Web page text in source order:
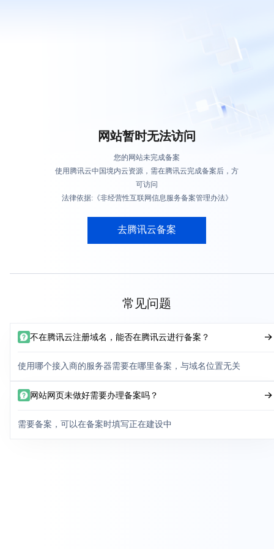
网站暂时无法访问
您的网站未完成备案
使用腾讯云中国境内云资源，需在腾讯云完成备案后，方
可访问
法律依据:《非经营性互联网信息服务备案管理办法》
去腾讯云备案
常见问题
不在腾讯云注册域名，能否在腾讯云进行备案？
使用哪个接入商的服务器需要在哪里备案，与域名位置无关
网站网页未做好需要办理备案吗？
需要备案，可以在备案时填写正在建设中